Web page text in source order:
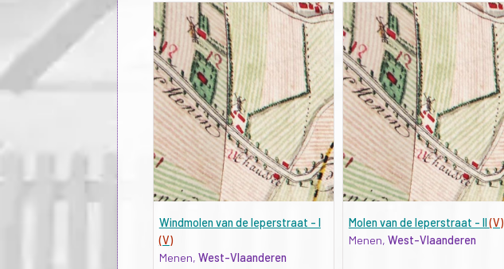
Windmolen van de Ieperstraat - I
(V)
Menen, West-Vlaanderen
Molen van de Ieperstraat - II(V)
Menen, West-Vlaanderen